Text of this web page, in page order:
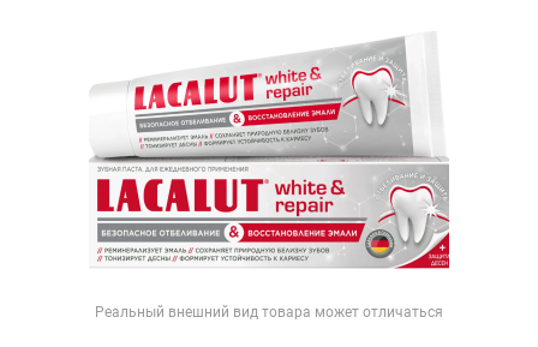
Реальный внешний вид товара может отличаться